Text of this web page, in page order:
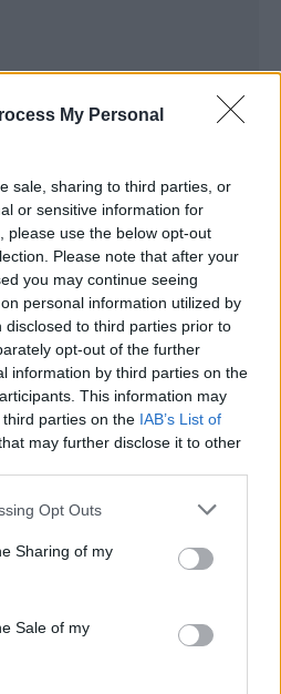
My Personal
sale, sharing to third parties, or
or sensitive information for
please use the below opt-out
Please note that after your
you may continue seeing
personal information utilized by
to third parties prior to
opt-out of the further
information by third parties on the
This information may
parties on the IAB’s List of
may further disclose it to other
Opt Outs
Sharing of my
Sale of my
Radio.gr στοGoogle News
πιο hot νέα.
Τα νέα της ημέρας
ΔΙΑΦΗΜΙΣΗ